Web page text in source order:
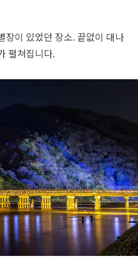
장이 있었던 장소. 끝없이 대나
펼쳐집니다.